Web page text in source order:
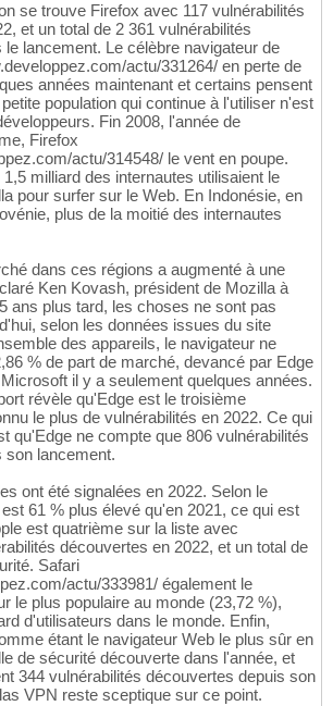
se trouve Firefox avec 117 vulnérabilités
et un total de 2 361 vulnérabilités
lancement. Le célèbre navigateur de
actu/331264/ en perte de
années maintenant et certains pensent
population qui continue à l'utiliser n'est
Fin 2008, l'année de
Firefox
actu/314548/ le vent en poupe.
milliard des internautes utilisaient le
pour surfer sur le Web. En Indonésie, en
plus de la moitié des internautes
dans ces régions a augmenté à une
Ken Kovash, président de Mozilla à
ans plus tard, les choses ne sont pas
selon les données issues du site
des appareils, le navigateur ne
% de part de marché, devancé par Edge
il y a seulement quelques années.
révèle qu'Edge est le troisième
le plus de vulnérabilités en 2022. Ce qui
qu'Edge ne compte que 806 vulnérabilités
son lancement.
ont été signalées en 2022. Selon le
61 % plus élevé qu'en 2021, ce qui est
est quatrième sur la liste avec
découvertes en 2022, et un total de
Safari
actu/333981/ également le
le plus populaire au monde (23,72 %),
d'utilisateurs dans le monde. Enfin,
étant le navigateur Web le plus sûr en
de sécurité découverte dans l'année, et
344 vulnérabilités découvertes depuis son
VPN reste sceptique sur ce point.